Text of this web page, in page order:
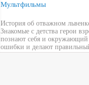
Мультфильмы
История об отважном
Знакомые с детства герои
познают себя и
ошибки и делают